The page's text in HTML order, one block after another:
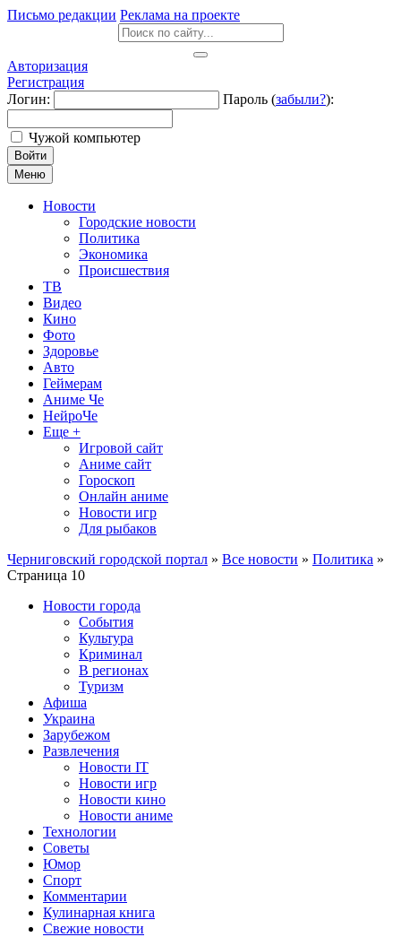
Письмо редакции Реклама на проекте
Авторизация
Регистрация
Логин:
Пароль (забыли?):
Чужой компьютер
Войти
Меню
Новости
Городские новости
Политика
Экономика
Происшествия
ТВ
Видео
Кино
Фото
Здоровье
Авто
Геймерам
Аниме Че
НейроЧе
Еще +
Игровой сайт
Аниме сайт
Гороскоп
Онлайн аниме
Новости игр
Для рыбаков
Черниговский городской портал » Все новости » Политика »
Страница 10
Новости города
События
Культура
Криминал
В регионах
Туризм
Афиша
Украина
Зарубежом
Развлечения
Новости IT
Новости игр
Новости кино
Новости аниме
Технологии
Советы
Юмор
Спорт
Комментарии
Кулинарная книга
Свежие новости